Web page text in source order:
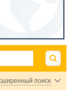
поиск